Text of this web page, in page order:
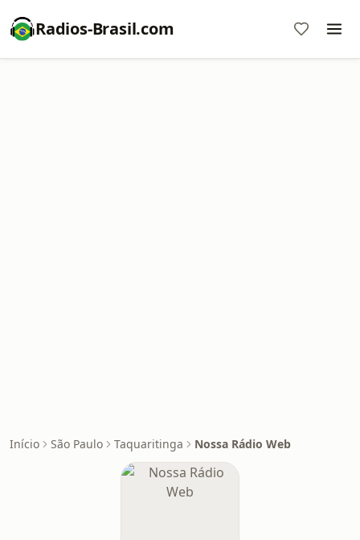
Radios-Brasil.com
Início São Paulo Taquaritinga Nossa Rádio Web